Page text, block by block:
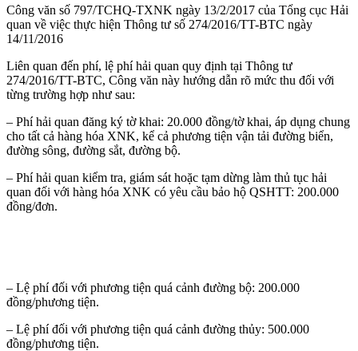
Công văn số 797/TCHQ-TXNK ngày 13/2/2017 của Tổng cục Hải
quan về việc thực hiện Thông tư số 274/2016/TT-BTC ngày
14/11/2016
Liên quan đến phí, lệ phí hải quan quy định tại Thông tư
274/2016/TT-BTC, Công văn này hướng dẫn rõ mức thu đối với
từng trường hợp như sau:
– Phí hải quan đăng ký tờ khai: 20.000 đồng/tờ khai, áp dụng chung
cho tất cả hàng hóa XNK, kể cả phương tiện vận tải đường biển,
đường sông, đường sắt, đường bộ.
– Phí hải quan kiểm tra, giám sát hoặc tạm dừng làm thủ tục hải
quan đối với hàng hóa XNK có yêu cầu bảo hộ QSHTT: 200.000
đồng/đơn.
– Lệ phí đối với phương tiện quá cảnh đường bộ: 200.000
đồng/phương tiện.
– Lệ phí đối với phương tiện quá cảnh đường thủy: 500.000
đồng/phương tiện.